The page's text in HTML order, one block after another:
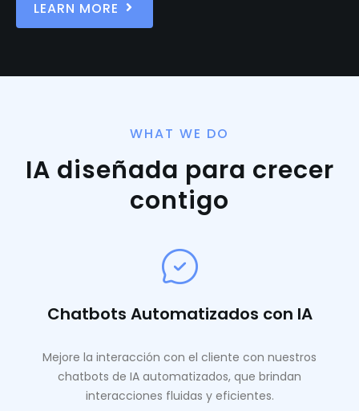
LEARN MORE
WHAT WE DO
IA diseñada para crecer
contigo
Chatbots Automatizados con IA
Mejore la interacción con el cliente con nuestros
chatbots de IA automatizados, que brindan
interacciones fluidas y eficientes.